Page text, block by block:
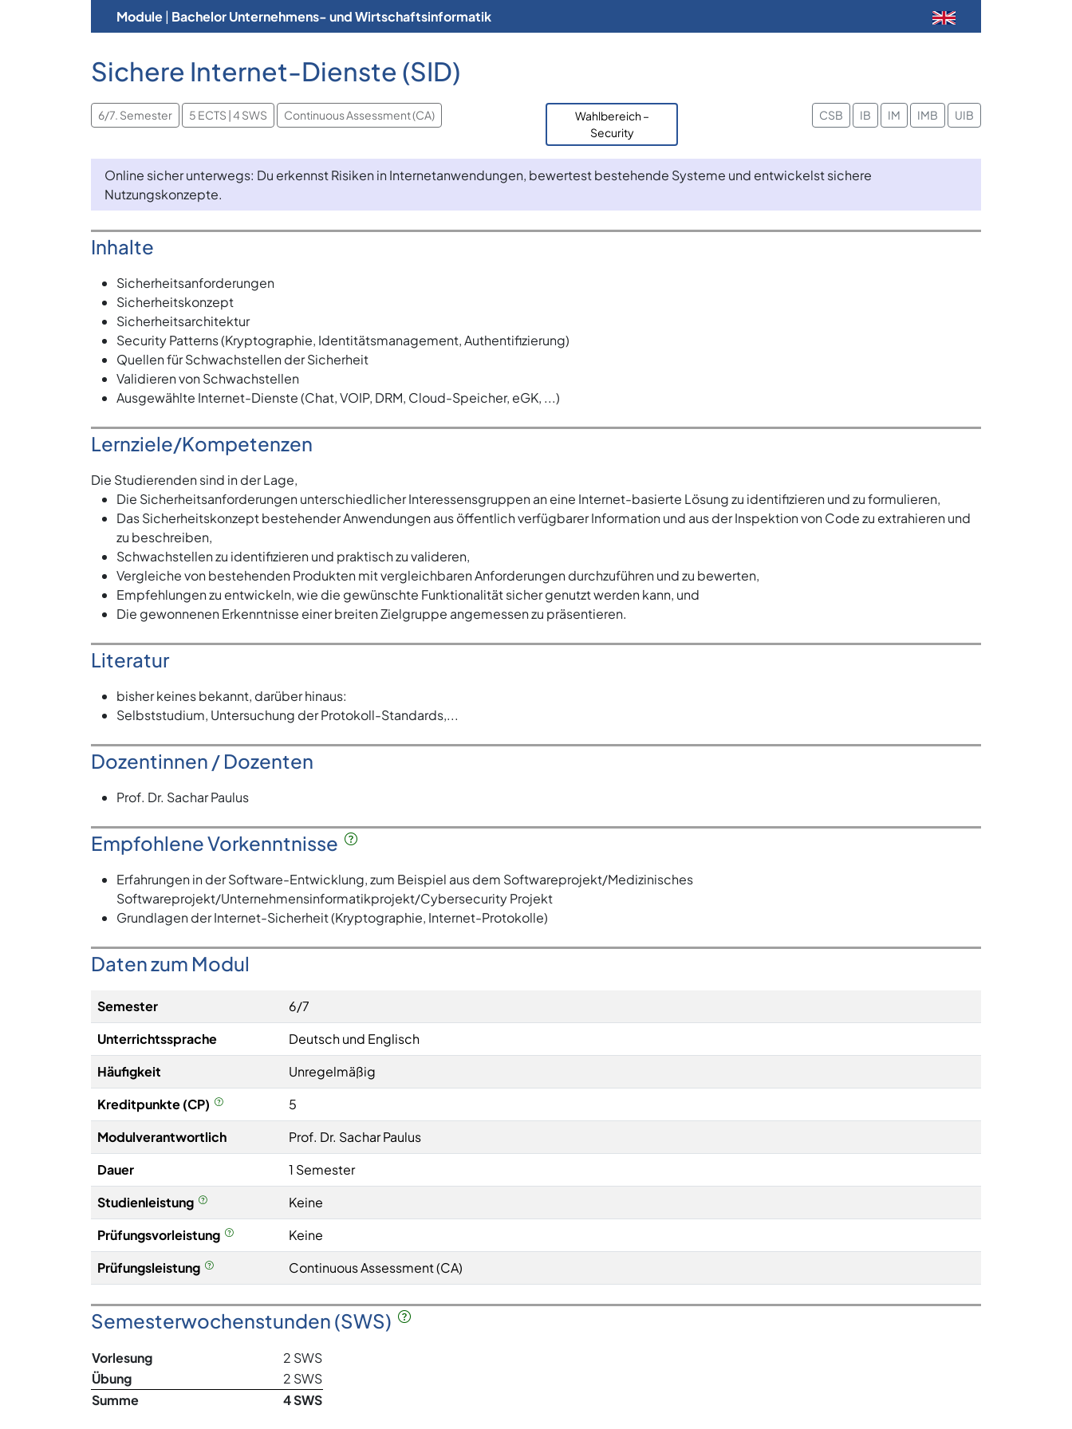
Module| Bachelor Unternehmens- und Wirtschaftsinformatik
Sichere Internet-Dienste (SID)
6/7. Semester 5 ECTS | 4 SWS Continuous Assessment (CA)
Wahlbereich –
Security
CSB IB IM IMB UIB
Online sicher unterwegs: Du erkennst Risiken in Internetanwendungen, bewertest bestehende Systeme und entwickelst sichere
Nutzungskonzepte.
Inhalte
Sicherheitsanforderungen
Sicherheitskonzept
Sicherheitsarchitektur
Security Patterns (Kryptographie, Identitätsmanagement, Authentifizierung)
Quellen für Schwachstellen der Sicherheit
Validieren von Schwachstellen
Ausgewählte Internet-Dienste (Chat, VOIP, DRM, Cloud-Speicher, eGK, ...)
Lernziele/Kompetenzen
Die Studierenden sind in der Lage,
Die Sicherheitsanforderungen unterschiedlicher Interessensgruppen an eine Internet-basierte Lösung zu identifizieren und zu formulieren,
Das Sicherheitskonzept bestehender Anwendungen aus öffentlich verfügbarer Information und aus der Inspektion von Code zu extrahieren und
zu beschreiben,
Schwachstellen zu identifizieren und praktisch zu valideren,
Vergleiche von bestehenden Produkten mit vergleichbaren Anforderungen durchzuführen und zu bewerten,
Empfehlungen zu entwickeln, wie die gewünschte Funktionalität sicher genutzt werden kann, und
Die gewonnenen Erkenntnisse einer breiten Zielgruppe angemessen zu präsentieren.
Literatur
bisher keines bekannt, darüber hinaus:
Selbststudium, Untersuchung der Protokoll-Standards,...
Dozentinnen / Dozenten
Prof. Dr. Sachar Paulus
Empfohlene Vorkenntnisse
Erfahrungen in der Software-Entwicklung, zum Beispiel aus dem Softwareprojekt/Medizinisches
Softwareprojekt/Unternehmensinformatikprojekt/Cybersecurity Projekt
Grundlagen der Internet-Sicherheit (Kryptographie, Internet-Protokolle)
Daten zum Modul
Semester
6/7
Unterrichtssprache
Deutsch und Englisch
Häufigkeit
Unregelmäßig
Kreditpunkte (CP)
5
Modulverantwortlich
Prof. Dr. Sachar Paulus
Dauer
1 Semester
Studienleistung
Keine
Prüfungsvorleistung
Keine
Prüfungsleistung
Continuous Assessment (CA)
Semesterwochenstunden (SWS)
Vorlesung
2 SWS
Übung
2 SWS
Summe
4 SWS